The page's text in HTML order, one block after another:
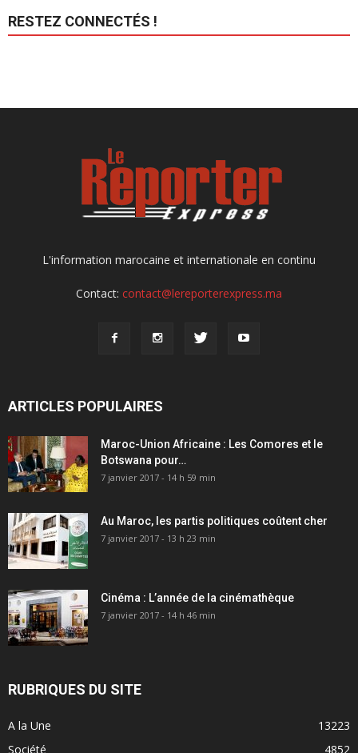
RESTEZ CONNECTÉS !
L'information marocaine et internationale en continu
Contact: contact@lereporterexpress.ma
ARTICLES POPULAIRES
Maroc-Union Africaine : Les Comores et le
Botswana pour…
7 janvier 2017 - 14 h 59 min
Au Maroc, les partis politiques coûtent cher
7 janvier 2017 - 13 h 23 min
Cinéma : L’année de la cinémathèque
7 janvier 2017 - 14 h 46 min
RUBRIQUES DU SITE
A la Une
13223
Société
4852